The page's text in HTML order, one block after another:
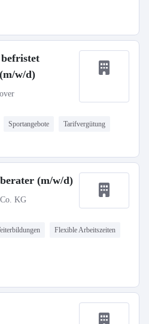
w/d)
Sportangebote Tarifvergütung
(m/w/d)
KG
Flexible Arbeitszeiten